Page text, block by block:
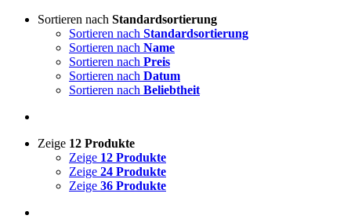
Sortieren nach Standardsortierung
Sortieren nach Standardsortierung
Sortieren nach Name
Sortieren nach Preis
Sortieren nach Datum
Sortieren nach Beliebtheit
Zeige 12 Produkte
Zeige 12 Produkte
Zeige 24 Produkte
Zeige 36 Produkte